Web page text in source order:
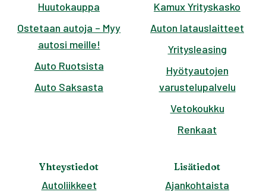
Huutokauppa
Ostetaan autoja – Myy
autosi meille!
Auto Ruotsista
Auto Saksasta
Kamux Yrityskasko
Auton latauslaitteet
Yritysleasing
Hyötyautojen
varustelupalvelu
Vetokoukku
Renkaat
Yhteystiedot
Autoliikkeet
Lisätiedot
Ajankohtaista